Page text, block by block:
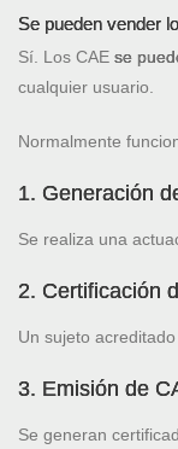
Se pueden vender
Sí. Los CAE se
cualquier usuario.
Normalmente
1. Generación
Se realiza una
2. Certificación
Un sujeto
3. Emisión de
Se generan